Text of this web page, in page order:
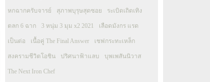
หกฉากครับจารย์ สุภาพบุรุษสุดซอย ระเบิดเถิดเทิง
ตลก 6 ฉาก 3 หนุ่ม 3 มุม x2 2021 เลือดมังกร แรด
เป็นต่อ เนื้อคู่ The Final Answer เชฟกระทะเหล็ก
สงครามชีวิตโอชิน ปริศนาฟ้าแลบ บุพเพสันนิวาส
The Next Iron Chef